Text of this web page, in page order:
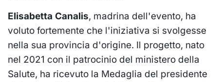
Elisabetta Canalis, madrina dell'evento, ha
voluto fortemente che l'iniziativa si svolgesse
nella sua provincia d'origine. Il progetto, nato
nel 2021 con il patrocinio del ministero della
Salute, ha ricevuto la Medaglia del presidente